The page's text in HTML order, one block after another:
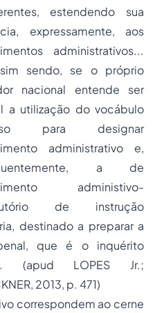
estendendo sua
expressamente, aos
administrativos...
sendo, se o próprio
nacional entende ser
a utilização do vocábulo
para designar
administrativo e,
a de
administivo-
de instrução
destinado a preparar a
que é o inquérito
(apud LOPES Jr.;
2013, p. 471)
correspondem ao cerne